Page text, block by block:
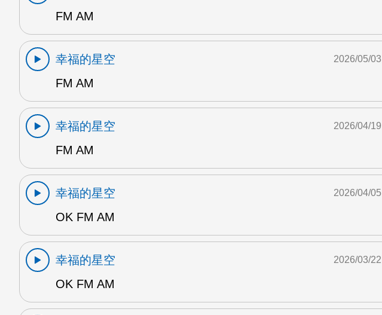
FM AM
幸福的星空
FM AM
2026/05/03
幸福的星空
FM AM
2026/04/19
幸福的星空
OK FM AM
2026/04/05
幸福的星空
OK FM AM
2026/03/22